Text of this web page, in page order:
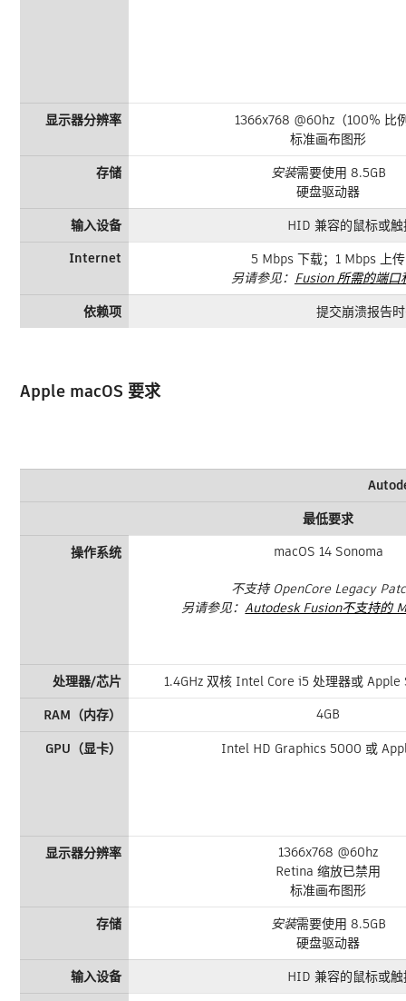
显示器分辨率
1366x768 @60hz（100% 比
标准画布图形
存储
安装需要使用 8.5GB
硬盘驱动器
输入设备
HID 兼容的鼠标或
Internet
5 Mbps 下载；1 Mbps 上传
另请参见： Fusion 所需的端口
依赖项
提交崩溃报告
Apple macOS 要求
最低要求
操作系统
macOS 14 Sonoma
不支持 OpenCore Legacy
另请参见：Autodesk Fusion不支持的
处理器/芯片
1.4GHz 双核 Intel Core i5 处理器或
RAM（内存）
4GB
GPU（显卡）
Intel HD Graphics 5000 或
显示器分辨率
1366x768 @60hz
Retina 缩放已禁用
标准画布图形
存储
安装需要使用 8.5GB
硬盘驱动器
输入设备
HID 兼容的鼠标或